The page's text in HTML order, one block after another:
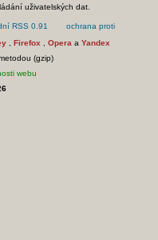
uživatelských dat.
Firefox Opera a Yandex
(gzip)
webu